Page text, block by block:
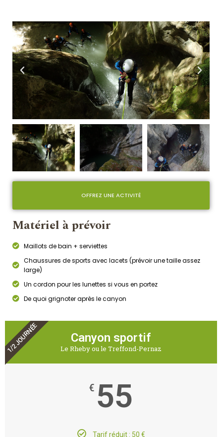
OFFREZ UNE ACTIVITÉ
Matériel à prévoir
Maillots de bain + serviettes
Chaussures de sports avec lacets (prévoir une taille assez
large)
Un cordon pour les lunettes si vous en portez
De quoi grignoter après le canyon
Canyon sportif
Le Rheby ou le Treffond-Pernaz
€ 55
Tarif réduit : 50 €
1/2 JOURNÉE